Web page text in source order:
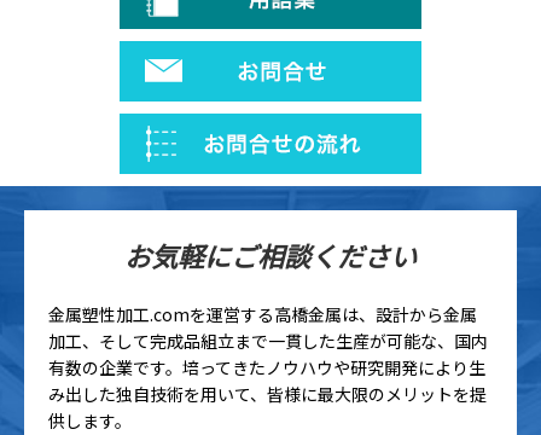
お気軽にご相談ください
金属塑性加工.comを運営する高橋金属は、設計から金属
加工、そして完成品組立まで一貫した生産が可能な、国内
有数の企業です。培ってきたノウハウや研究開発により生
み出した独自技術を用いて、皆様に最大限のメリットを提
供します。